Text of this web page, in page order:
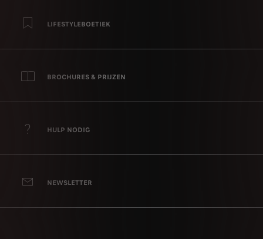
LIFESTYLEBOETIEK
BROCHURES & PRIJZEN
HULP NODIG
NEWSLETTER